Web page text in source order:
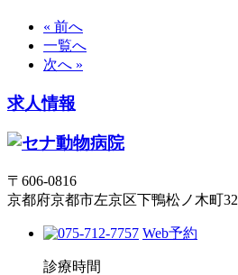
« 前へ
一覧へ
次へ »
求人情報
〒606-0816
京都府京都市左京区下鴨松ノ木町32
Web予約
診療時間